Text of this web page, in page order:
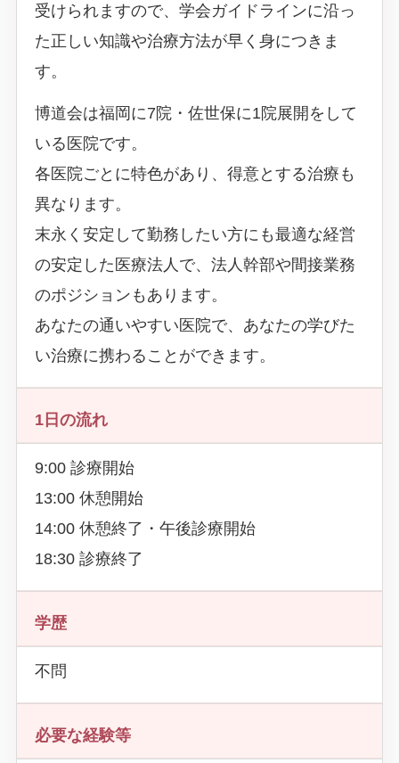
受けられますので、学会ガイドラインに沿っ
た正しい知識や治療方法が早く身につきま
す。
博道会は福岡に7院・佐世保に1院展開をして
いる医院です。
各医院ごとに特色があり、得意とする治療も
異なります。
末永く安定して勤務したい方にも最適な経営
の安定した医療法人で、法人幹部や間接業務
のポジションもあります。
あなたの通いやすい医院で、あなたの学びた
い治療に携わることができます。
1日の流れ
9:00 診療開始
13:00 休憩開始
14:00 休憩終了・午後診療開始
18:30 診療終了
学歴
不問
必要な経験等